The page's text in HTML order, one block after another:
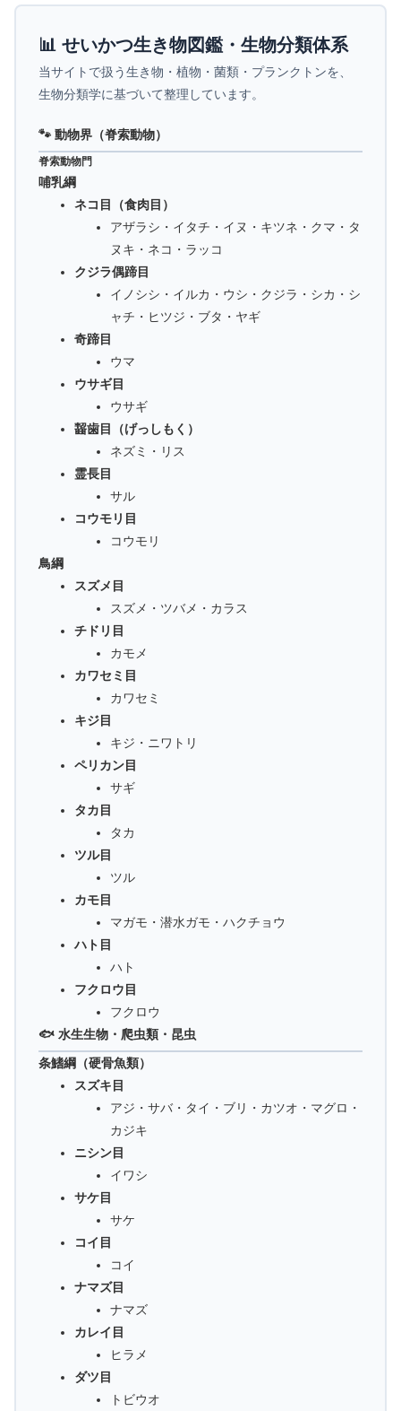
📊 せいかつ生き物図鑑・生物分類体系
当サイトで扱う生き物・植物・菌類・プランクトンを、
生物分類学に基づいて整理しています。
🐾 動物界（脊索動物）
脊索動物門
哺乳綱
ネコ目（食肉目）
アザラシ・イタチ・イヌ・キツネ・クマ・タ
ヌキ・ネコ・ラッコ
クジラ偶蹄目
イノシシ・イルカ・ウシ・クジラ・シカ・シ
ャチ・ヒツジ・ブタ・ヤギ
奇蹄目
ウマ
ウサギ目
ウサギ
齧歯目（げっしもく）
ネズミ・リス
霊長目
サル
コウモリ目
コウモリ
鳥綱
スズメ目
スズメ・ツバメ・カラス
チドリ目
カモメ
カワセミ目
カワセミ
キジ目
キジ・ニワトリ
ペリカン目
サギ
タカ目
タカ
ツル目
ツル
カモ目
マガモ・潜水ガモ・ハクチョウ
ハト目
ハト
フクロウ目
フクロウ
🐟 水生生物・爬虫類・昆虫
条鰭綱（硬骨魚類）
スズキ目
アジ・サバ・タイ・ブリ・カツオ・マグロ・
カジキ
ニシン目
イワシ
サケ目
サケ
コイ目
コイ
ナマズ目
ナマズ
カレイ目
ヒラメ
ダツ目
トビウオ